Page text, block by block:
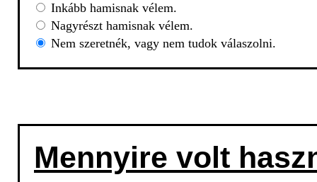
Inkább hamisnak vélem.
Nagyrészt hamisnak vélem.
Nem szeretnék, vagy nem tudok válaszolni.
Mennyire volt